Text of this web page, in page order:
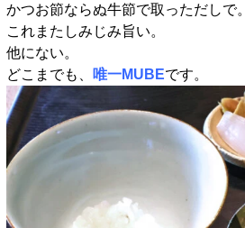
かつお節ならぬ牛節で取っただしで。
これまたしみじみ旨い。
他にない。
どこまでも、
唯一MUBEです。